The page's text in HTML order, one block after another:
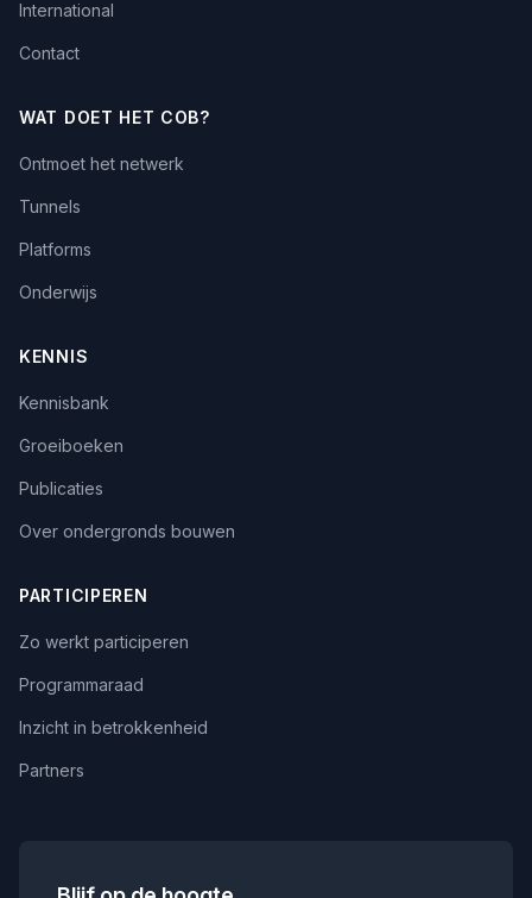
International
Contact
WAT DOET HET COB?
Ontmoet het netwerk
Tunnels
Platforms
Onderwijs
KENNIS
Kennisbank
Groeiboeken
Publicaties
Over ondergronds bouwen
PARTICIPEREN
Zo werkt participeren
Programmaraad
Inzicht in betrokkenheid
Partners